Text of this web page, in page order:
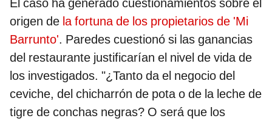
El caso ha generado cuestionamientos sobre el
origen de la fortuna de los propietarios de 'Mi
Barrunto'. Paredes cuestionó si las ganancias
del restaurante justificarían el nivel de vida de
los investigados. "¿Tanto da el negocio del
ceviche, del chicharrón de pota o de la leche de
tigre de conchas negras? O será que los